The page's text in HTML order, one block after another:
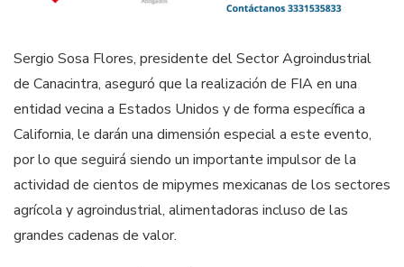
Sergio Sosa Flores, presidente del Sector Agroindustrial
de Canacintra, aseguró que la realización de FIA en una
entidad vecina a Estados Unidos y de forma específica a
California, le darán una dimensión especial a este evento,
por lo que seguirá siendo un importante impulsor de la
actividad de cientos de mipymes mexicanas de los sectores
agrícola y agroindustrial, alimentadoras incluso de las
grandes cadenas de valor.